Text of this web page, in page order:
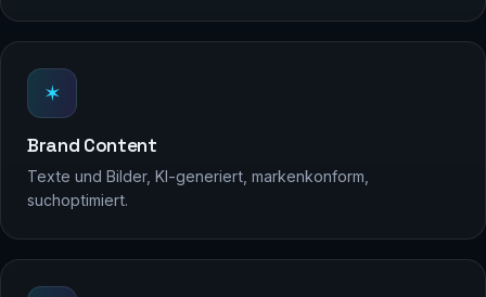
✶
Brand Content
Texte und Bilder, KI-generiert, markenkonform,
suchoptimiert.